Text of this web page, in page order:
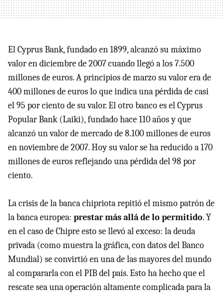
El Cyprus Bank, fundado en 1899, alcanzó su máximo
valor en diciembre de 2007 cuando llegó a los 7.500
millones de euros. A principios de marzo su valor era de
400 millones de euros lo que indica una pérdida de casi
el 95 por ciento de su valor. El otro banco es el Cyprus
Popular Bank (Laiki), fundado hace 110 años y que
alcanzó un valor de mercado de 8.100 millones de euros
en noviembre de 2007. Hoy su valor se ha reducido a 170
millones de euros reflejando una pérdida del 98 por
ciento.
La crisis de la banca chipriota repitió el mismo patrón de
la banca europea: prestar más allá de lo permitido. Y
en el caso de Chipre esto se llevó al exceso: la deuda
privada (como muestra la gráfica, con datos del Banco
Mundial) se convirtió en una de las mayores del mundo
al compararla con el PIB del país. Esto ha hecho que el
rescate sea una operación altamente complicada para la